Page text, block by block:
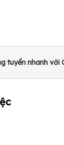
tuyển nhanh với